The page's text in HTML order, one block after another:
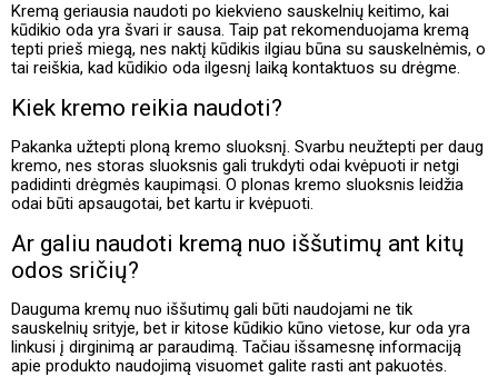
Kremą geriausia naudoti po kiekvieno sauskelnių keitimo, kai
kūdikio oda yra švari ir sausa. Taip pat rekomenduojama kremą
tepti prieš miegą, nes naktį kūdikis ilgiau būna su sauskelnėmis, o
tai reiškia, kad kūdikio oda ilgesnį laiką kontaktuos su drėgme.
Kiek kremo reikia naudoti?
Pakanka užtepti ploną kremo sluoksnį. Svarbu neužtepti per daug
kremo, nes storas sluoksnis gali trukdyti odai kvėpuoti ir netgi
padidinti drėgmės kaupimąsi. O plonas kremo sluoksnis leidžia
odai būti apsaugotai, bet kartu ir kvėpuoti.
Ar galiu naudoti kremą nuo iššutimų ant kitų
odos sričių?
Dauguma kremų nuo iššutimų gali būti naudojami ne tik
sauskelnių srityje, bet ir kitose kūdikio kūno vietose, kur oda yra
linkusi į dirginimą ar paraudimą. Tačiau išsamesnę informaciją
apie produkto naudojimą visuomet galite rasti ant pakuotės.